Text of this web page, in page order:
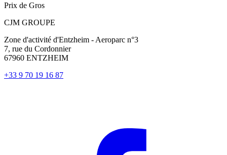
Prix de Gros
CJM GROUPE
Zone d'activité d'Entzheim - Aeroparc n°3
7, rue du Cordonnier
67960 ENTZHEIM
+33 9 70 19 16 87